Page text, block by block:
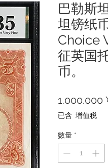
巴勒斯
坦镑纸
Choice
征英国
币。
1.000.000
已含 增值税
數量 *